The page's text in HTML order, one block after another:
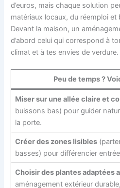
d’euros, mais chaque solution
matériaux locaux, du réemploi
Devant la maison, un
d’abord celui qui correspond à
climat et à tes envies de verdure.
Peu de temps ?
Miser sur une allée claire et
buissons bas) pour guider
la porte.
Créer des zones lisibles
basses) pour différencier
Choisir des plantes adaptées
aménagement extérieur